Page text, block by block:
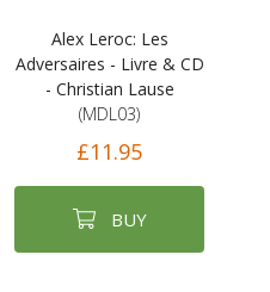
Alex Leroc: Les
Adversaires - Livre & CD
- Christian Lause
(MDL03)
£11.95
BUY